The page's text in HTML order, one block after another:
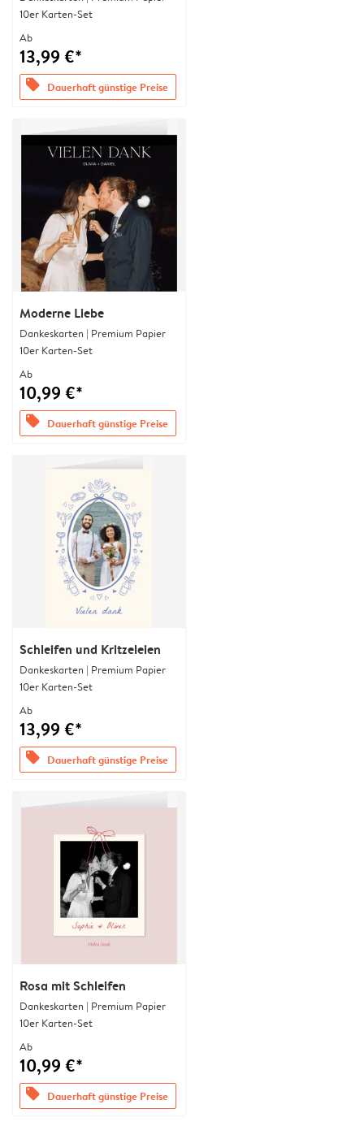
10er Karten-Set
Ab
13,99 €*
offers Dauerhaft günstige Preise
Moderne Liebe
Dankeskarten | Premium Papier
10er Karten-Set
Ab
10,99 €*
offers Dauerhaft günstige Preise
Schleifen und Kritzeleien
Dankeskarten | Premium Papier
10er Karten-Set
Ab
13,99 €*
offers Dauerhaft günstige Preise
Rosa mit Schleifen
Dankeskarten | Premium Papier
10er Karten-Set
Ab
10,99 €*
offers Dauerhaft günstige Preise